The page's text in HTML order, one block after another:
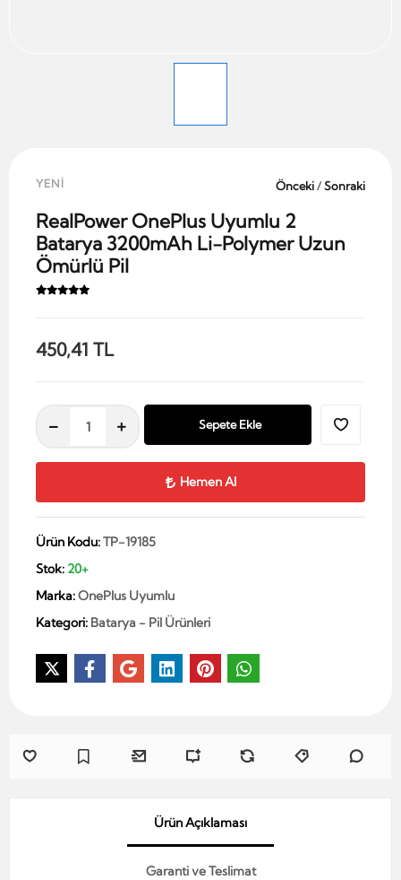
YENİ Önceki/Sonraki
RealPower OnePlus Uyumlu 2
Batarya 3200mAh Li-Polymer Uzun
Ömürlü Pil
450,41 TL
Sepete Ekle
Hemen Al
Ürün Kodu:TP-19185
Stok: 20+
Marka:OnePlus Uyumlu
Kategori: Batarya - Pil Ürünleri
Ürün Açıklaması
Garanti ve Teslimat